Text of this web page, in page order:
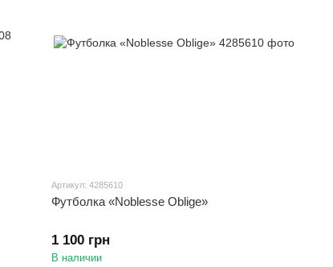
Артикул: 4285610
Футболка «Noblesse Oblige»
1 100 грн
В наличии